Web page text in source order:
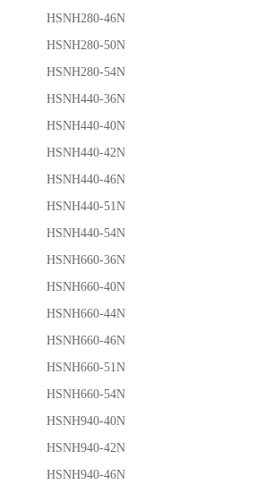
HSNH280-46N
HSNH280-50N
HSNH280-54N
HSNH440-36N
HSNH440-40N
HSNH440-42N
HSNH440-46N
HSNH440-51N
HSNH440-54N
HSNH660-36N
HSNH660-40N
HSNH660-44N
HSNH660-46N
HSNH660-51N
HSNH660-54N
HSNH940-40N
HSNH940-42N
HSNH940-46N